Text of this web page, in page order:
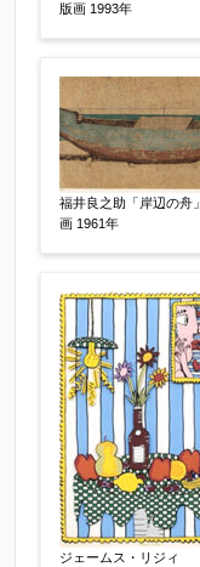
鑑定証書付
限定番号 【任
売却希望時期 【
すぐに売り
その他
他社様の査定価
会社名：
版画 1993年
福井良之助「岸辺の舟
画 1961年
ジェームス・リジィ